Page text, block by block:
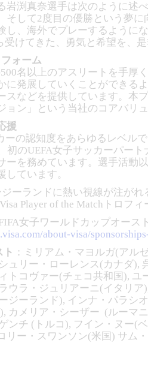
渕真奈選手は次のように述
そして2度目の優勝という夢
し、海外でプレーするように
受けてきた、勇気と希望を、
ォーム
名以上のアスリートを手
に発展していくことができる
スなどを提供しています。本
ン」という当社のコアバリ
援
ーの認知度をあらゆるレベル
初のUEFA女子サッカーパー
を務めています。選手活動以
ています。
ーランドに熱い視線が注が
Player of the Matchトロフ
女子ワールドカップオー
about-visa/
ト ：ミリアム・マヨルガ(アル
ュリー・ローレンス(カナダ),
トコヴァー(チェコ共和国),
ウラ・ジュリアーニ(イタリ
ジーランド), インナ・パラシ
カメリア・シーザー (ルーマ
ンチ (トルコ), フイン・ヌー
リー・スワンソン(米国) サム